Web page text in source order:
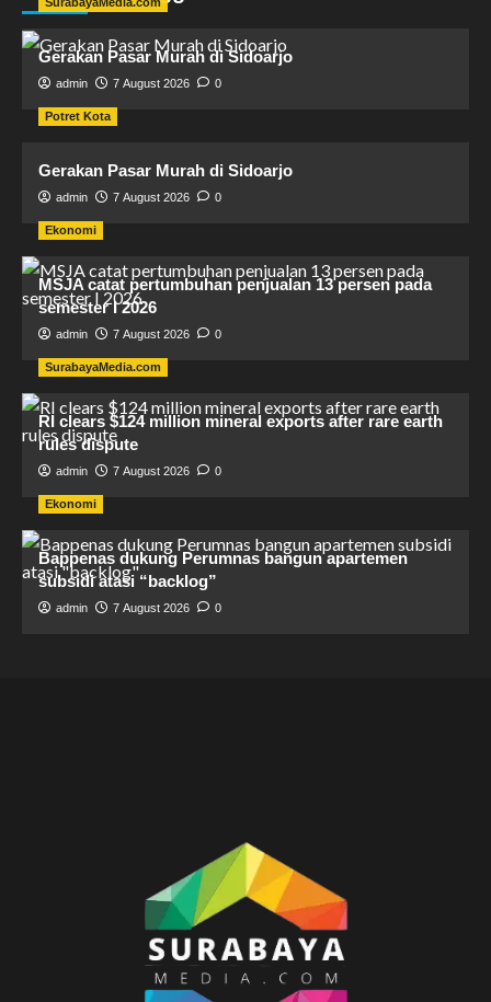
Gerakan Pasar Murah di Sidoarjo
admin 7 August 2026 0
Potret Kota
Gerakan Pasar Murah di Sidoarjo
admin 7 August 2026 0
Ekonomi
MSJA catat pertumbuhan penjualan 13 persen pada
semester I 2026
admin 7 August 2026 0
SurabayaMedia.com
RI clears $124 million mineral exports after rare earth
rules dispute
admin 7 August 2026 0
Ekonomi
Bappenas dukung Perumnas bangun apartemen
subsidi atasi “backlog”
admin 7 August 2026 0